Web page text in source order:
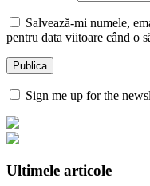
Salvează-mi numele,
pentru data viitoare când o
Sign me up for the
Ultimele articole